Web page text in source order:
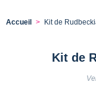
Accueil Kit de
Kit de